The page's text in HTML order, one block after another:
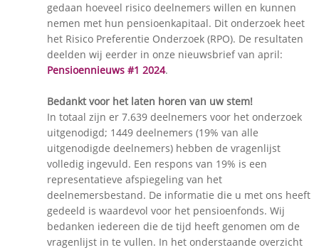
gedaan hoeveel risico deelnemers willen en kunnen
nemen met hun pensioenkapitaal. Dit onderzoek heet
het Risico Preferentie Onderzoek (RPO). De resultaten
deelden wij eerder in onze nieuwsbrief van april:
Pensioennieuws #1 2024.
Bedankt voor het laten horen van uw stem!
In totaal zijn er 7.639 deelnemers voor het onderzoek
uitgenodigd; 1449 deelnemers (19% van alle
uitgenodigde deelnemers) hebben de vragenlijst
volledig ingevuld. Een respons van 19% is een
representatieve afspiegeling van het
deelnemersbestand. De informatie die u met ons heeft
gedeeld is waardevol voor het pensioenfonds. Wij
bedanken iedereen die de tijd heeft genomen om de
vragenlijst in te vullen. In het onderstaande overzicht